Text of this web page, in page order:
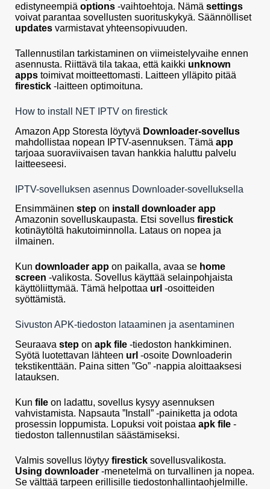
edistyneempiä options -vaihtoehtoja. Nämä settings
voivat parantaa sovellusten suorituskykyä. Säännölliset
updates varmistavat yhteensopivuuden.
Tallennustilan tarkistaminen on viimeistelyvaihe ennen
asennusta. Riittävä tila takaa, että kaikki unknown
apps toimivat moitteettomasti. Laitteen ylläpito pitää
firestick -laitteen optimoituna.
How to install NET IPTV on firestick
Amazon App Storesta löytyvä Downloader-sovellus
mahdollistaa nopean IPTV-asennuksen. Tämä app
tarjoaa suoraviivaisen tavan hankkia haluttu palvelu
laitteeseesi.
IPTV-sovelluksen asennus Downloader-sovelluksella
Ensimmäinen step on install downloader app
Amazonin sovelluskaupasta. Etsi sovellus firestick
kotinäytöltä hakutoiminnolla. Lataus on nopea ja
ilmainen.
Kun downloader app on paikalla, avaa se home
screen -valikosta. Sovellus käyttää selainpohjaista
käyttöliittymää. Tämä helpottaa url -osoitteiden
syöttämistä.
Sivuston APK-tiedoston lataaminen ja asentaminen
Seuraava step on apk file -tiedoston hankkiminen.
Syötä luotettavan lähteen url -osoite Downloaderin
tekstikenttään. Paina sitten ”Go” -nappia aloittaaksesi
latauksen.
Kun file on ladattu, sovellus kysyy asennuksen
vahvistamista. Napsauta ”Install” -painiketta ja odota
prosessin loppumista. Lopuksi voit poistaa apk file -
tiedoston tallennustilan säästämiseksi.
Valmis sovellus löytyy firestick sovellusvalikosta.
Using downloader -menetelmä on turvallinen ja nopea.
Se välttää tarpeen erillisille tiedostonhallintaohjelmille.